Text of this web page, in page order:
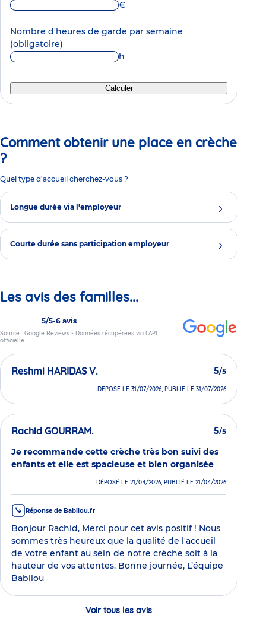
€
Nombre d'heures de garde par semaine
(obligatoire)
h
Calculer
Comment obtenir une place en crèche
?
Quel type d'accueil cherchez-vous ?
Longue durée via l'employeur
Courte durée sans participation employeur
Les avis des familles...
5/5-6 avis
Source : Google Reviews - Données récupérées via l’API
officielle
Reshmi HARIDAS V. 5/5
DÉPOSÉ LE 31/07/2026, PUBLIÉ LE 31/07/2026
Rachid GOURRAM. 5/5
Je recommande cette crèche très bon suivi des
enfants et elle est spacieuse et bien organisée
DÉPOSÉ LE 21/04/2026, PUBLIÉ LE 21/04/2026
Réponse de Babilou.fr
Bonjour Rachid, Merci pour cet avis positif ! Nous
sommes très heureux que la qualité de l'accueil
de votre enfant au sein de notre crèche soit à la
hauteur de vos attentes. Bonne journée, L’équipe
Babilou
Voir tous les avis